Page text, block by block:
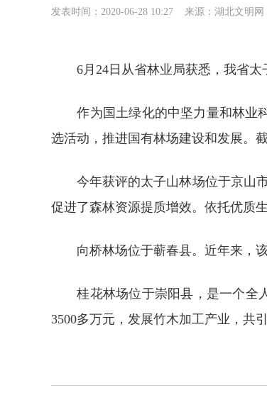
发表时间：2020-06-28 10:27 来源：湖北文明网
6月24日从省林业局获悉，我省太子
作为国土绿化的中坚力量和林业科
选活动，推进国有林场建设和发展。
今年获评的太子山林场位于京山市
促进了森林资源提质增效。依托优质
向桥林场位于蕲春县。近年来，该
桂花林场位于崇阳县，是一个全人
3500多万元，发展竹木加工产业，共